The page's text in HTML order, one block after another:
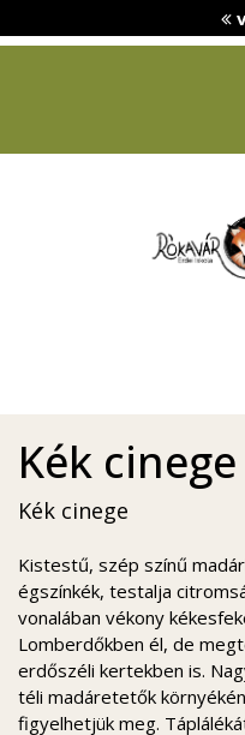
Kék cinege
Kék cinege
Kistestű, szép színű
égszínkék, testalja
vonalában vékony
Lomberdőkben él, de
erdőszéli kertekben is.
téli madáretetők
figyelhetjük meg.